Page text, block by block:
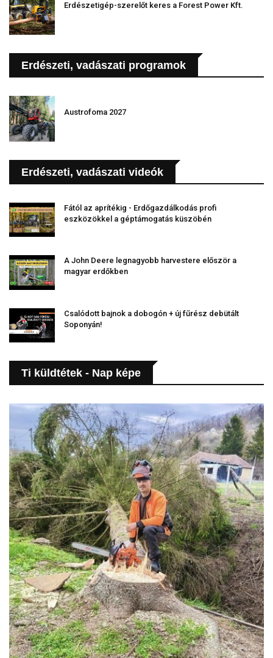
Erdészetigép-szerelőt keres a Forest Power Kft.
Erdészeti, vadászati programok
Austrofoma 2027
Erdészeti, vadászati videók
Fától az aprítékig - Erdőgazdálkodás profi
eszközökkel a géptámogatás küszöbén
A John Deere legnagyobb harvestere először a
magyar erdőkben
Csalódott bajnok a dobogón + új fűrész debütált
Soponyán!
Ti küldtétek - Nap képe